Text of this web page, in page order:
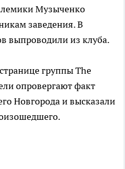
Музыченко
заведения. В
выпроводили из клуба.
группы The
опровергают факт
Новгорода и высказали